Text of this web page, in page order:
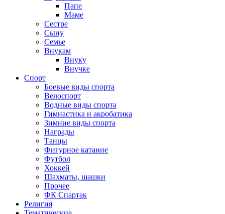
Папе
Маме
Сестре
Сыну
Семье
Внукам
Внуку
Внучке
Спорт
Боевые виды спорта
Велоспорт
Водные виды спорта
Гимнастика и акробатика
Зимние виды спорта
Награды
Танцы
Фигурное катание
Футбол
Хоккей
Шахматы, шашки
Прочее
ФК Спартак
Религия